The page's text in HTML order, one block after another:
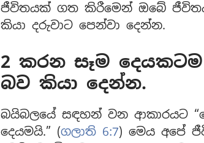
ජීවිතයක් ගත කිරීමෙන් ඔබේ
කියා දරුවාට පෙන්වා දෙන්න.
2 කරන සෑම
බව කියා දෙන්න.
බයිබලයේ සඳහන් වන ආකාරයට
දෙයමයි.” (ගලාති 6:7) මෙය අපේ